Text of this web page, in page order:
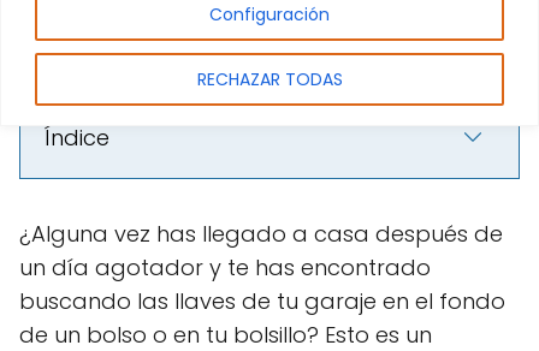
Configuración
RECHAZAR TODAS
Índice
¿Alguna vez has llegado a casa después de
un día agotador y te has encontrado
buscando las llaves de tu garaje en el fondo
de un bolso o en tu bolsillo? Esto es un